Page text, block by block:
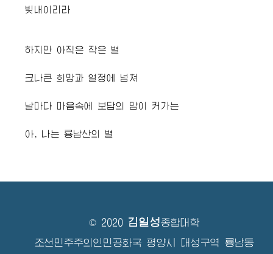
빛내이리라
하지만 아직은 작은 별
크나큰 희망과 열정에 넘쳐
날마다 마음속에 보답의 맘이 커가는
아, 나는 룡남산의 별
© 2020 김일성종합대학
조선민주주의인민공화국 평양시 대성구역 룡남동